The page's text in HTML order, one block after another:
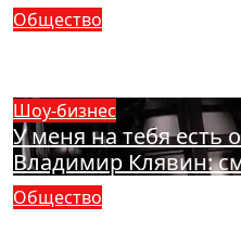
Общество
Шоу-бизнес
У меня на тебя
Владимир Клявин:
Общество